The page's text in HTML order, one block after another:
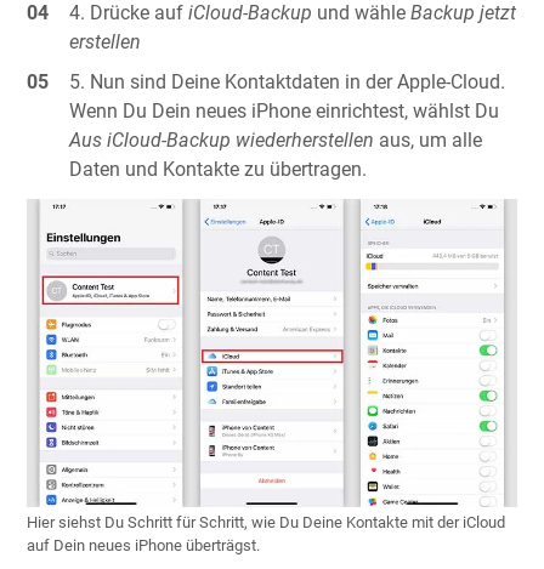
Drücke aufiCloud-Backup und wähleBackup jetzt
erstellen
Nun sind Deine Kontaktdaten in der Apple-Cloud.
Wenn Du Dein neues iPhone einrichtest, wählst Du
Aus iCloud-Backup wiederherstellen aus, um alle
Daten und Kontakte zu übertragen.
Hier siehst Du Schritt für Schritt, wie Du Deine Kontakte mit der iCloud
auf Dein neues iPhone überträgst.